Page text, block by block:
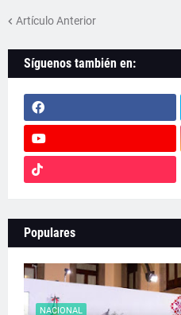
Artículo Anterior
Síguenos también en:
Populares
NACIONAL